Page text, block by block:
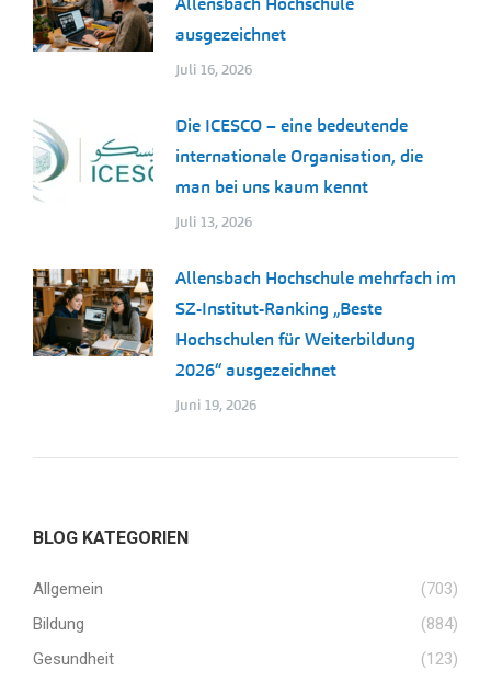
ausgezeichnet
Juli 16, 2026
Die ICESCO – eine bedeutende
internationale Organisation, die
man bei uns kaum kennt
Juli 13, 2026
Allensbach Hochschule mehrfach im
SZ-Institut-Ranking „Beste
Hochschulen für Weiterbildung
2026“ ausgezeichnet
Juni 19, 2026
BLOG KATEGORIEN
Allgemein
(703)
Bildung
(884)
Gesundheit
(123)